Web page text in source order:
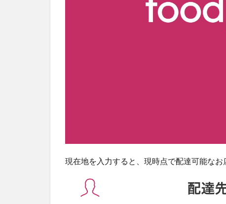
現在地を入力すると、現時点で配達可能なお